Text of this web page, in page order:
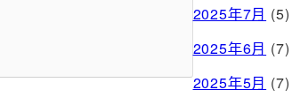
2025年7月 (5)
2025年6月 (7)
2025年5月 (7)